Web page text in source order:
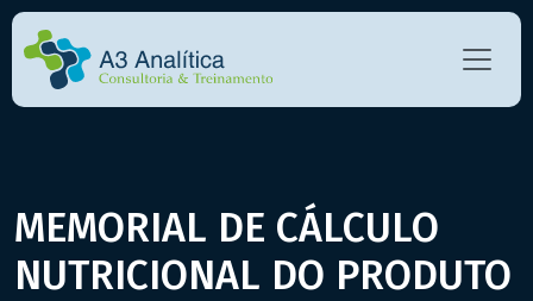
MEMORIAL DE CÁLCULO
NUTRICIONAL DO PRODUTO